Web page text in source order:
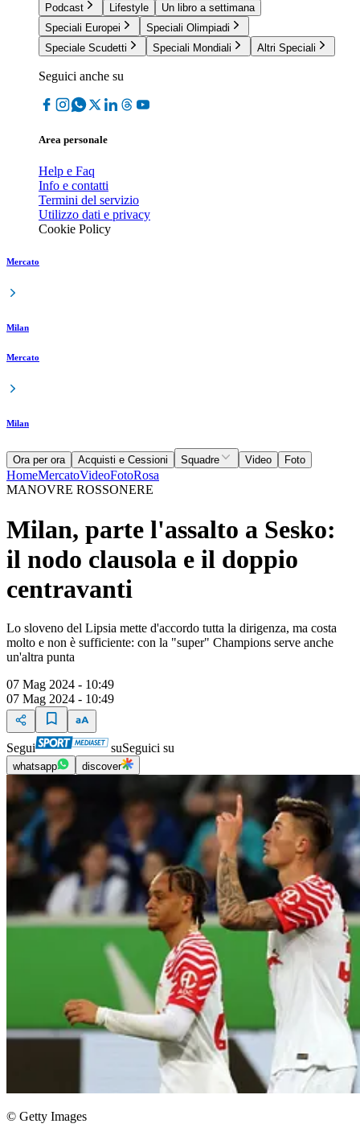
Podcast
Lifestyle
Un libro a settimana
Speciali Europei
Speciali Olimpiadi
Speciale Scudetti
Speciali Mondiali Altri Speciali
Seguici anche su
Area personale
Help e Faq
Info e contatti
Termini del servizio
Utilizzo dati e privacy
Cookie Policy
Mercato
Milan
Mercato
Milan
Ora per ora Acquisti e Cessioni Squadre Video Foto
HomeMercatoVideoFotoRosa
MANOVRE ROSSONERE
Milan, parte l'assalto a Sesko:
il nodo clausola e il doppio
centravanti
Lo sloveno del Lipsia mette d'accordo tutta la dirigenza, ma costa
molto e non è sufficiente: con la "super" Champions serve anche
un'altra punta
07 Mag 2024 - 10:49
07 Mag 2024 - 10:49
Segui suSeguici su
whatsapp discover
© Getty Images